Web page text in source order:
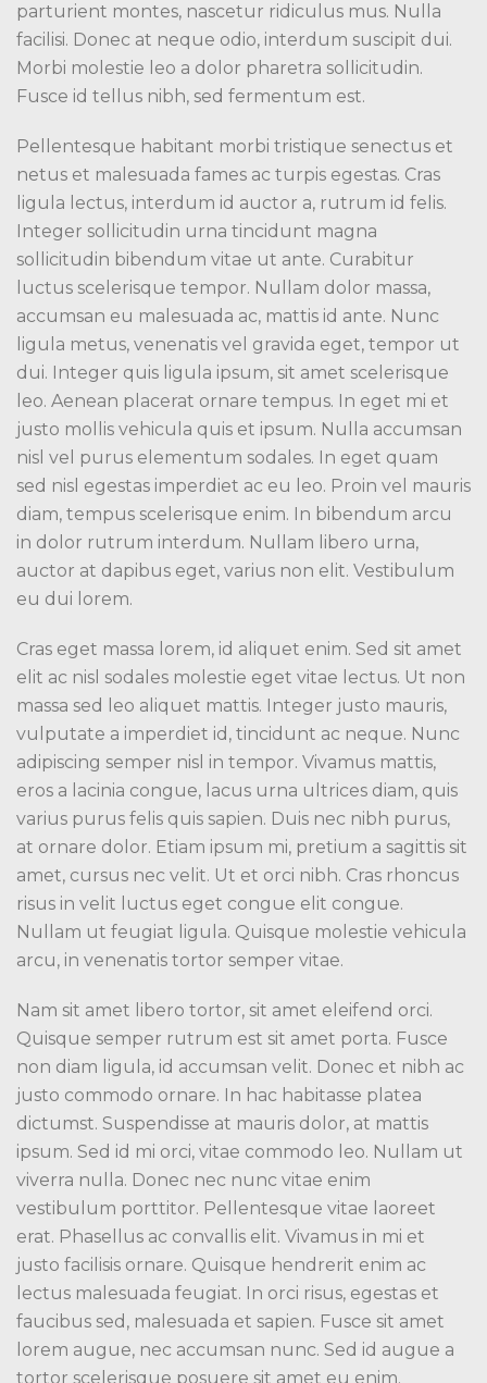
parturient montes, nascetur ridiculus mus. Nulla
facilisi. Donec at neque odio, interdum suscipit dui.
Morbi molestie leo a dolor pharetra sollicitudin.
Fusce id tellus nibh, sed fermentum est.
Pellentesque habitant morbi tristique senectus et
netus et malesuada fames ac turpis egestas. Cras
ligula lectus, interdum id auctor a, rutrum id felis.
Integer sollicitudin urna tincidunt magna
sollicitudin bibendum vitae ut ante. Curabitur
luctus scelerisque tempor. Nullam dolor massa,
accumsan eu malesuada ac, mattis id ante. Nunc
ligula metus, venenatis vel gravida eget, tempor ut
dui. Integer quis ligula ipsum, sit amet scelerisque
leo. Aenean placerat ornare tempus. In eget mi et
justo mollis vehicula quis et ipsum. Nulla accumsan
nisl vel purus elementum sodales. In eget quam
sed nisl egestas imperdiet ac eu leo. Proin vel mauris
diam, tempus scelerisque enim. In bibendum arcu
in dolor rutrum interdum. Nullam libero urna,
auctor at dapibus eget, varius non elit. Vestibulum
eu dui lorem.
Cras eget massa lorem, id aliquet enim. Sed sit amet
elit ac nisl sodales molestie eget vitae lectus. Ut non
massa sed leo aliquet mattis. Integer justo mauris,
vulputate a imperdiet id, tincidunt ac neque. Nunc
adipiscing semper nisl in tempor. Vivamus mattis,
eros a lacinia congue, lacus urna ultrices diam, quis
varius purus felis quis sapien. Duis nec nibh purus,
at ornare dolor. Etiam ipsum mi, pretium a sagittis sit
amet, cursus nec velit. Ut et orci nibh. Cras rhoncus
risus in velit luctus eget congue elit congue.
Nullam ut feugiat ligula. Quisque molestie vehicula
arcu, in venenatis tortor semper vitae.
Nam sit amet libero tortor, sit amet eleifend orci.
Quisque semper rutrum est sit amet porta. Fusce
non diam ligula, id accumsan velit. Donec et nibh ac
justo commodo ornare. In hac habitasse platea
dictumst. Suspendisse at mauris dolor, at mattis
ipsum. Sed id mi orci, vitae commodo leo. Nullam ut
viverra nulla. Donec nec nunc vitae enim
vestibulum porttitor. Pellentesque vitae laoreet
erat. Phasellus ac convallis elit. Vivamus in mi et
justo facilisis ornare. Quisque hendrerit enim ac
lectus malesuada feugiat. In orci risus, egestas et
faucibus sed, malesuada et sapien. Fusce sit amet
lorem augue, nec accumsan nunc. Sed id augue a
tortor scelerisque posuere sit amet eu enim.